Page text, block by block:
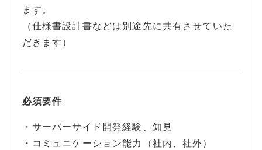
ます。
（仕様書設計書などは別途先に共有させていた
だきます）
必須要件
・サーバーサイド開発経験、知見
・コミュニケーション能力（社内、社外）